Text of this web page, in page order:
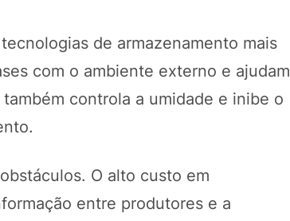
de armazenamento mais
com o ambiente externo e ajudam
controla a umidade e inibe o
O alto custo em
entre produtores e a